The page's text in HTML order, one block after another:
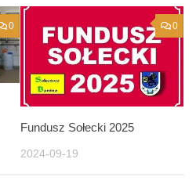
0 0
Fundusz Sołecki 2025
2024-09-19